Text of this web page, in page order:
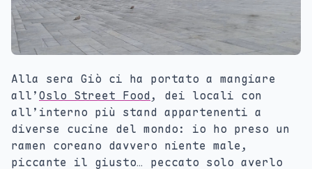
Alla sera Giò ci ha portato a mangiare
all’Oslo Street Food, dei locali con
all’interno più stand appartenenti a
diverse cucine del mondo: io ho preso un
ramen coreano davvero niente male,
piccante il giusto… peccato solo averlo